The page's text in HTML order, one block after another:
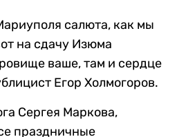
салюта, как мы
на сдачу Изюма
ваше, там и сердце
Егор Холмогоров.
Сергея Маркова,
праздничные